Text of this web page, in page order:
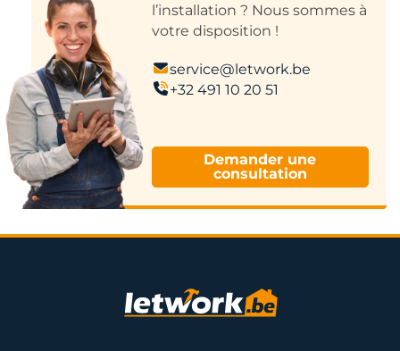
l’installation ? Nous sommes à
votre disposition !
service@letwork.be
+32 491 10 20 51
Demander une
consultation